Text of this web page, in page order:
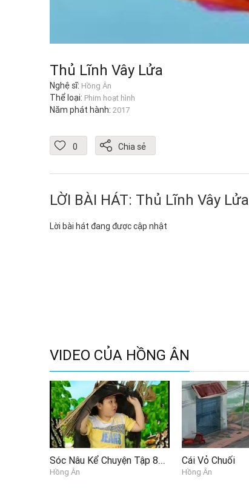
Thủ Lĩnh Vây Lửa
Nghệ sĩ: Hồng Ân
Thể loại: Phim hoạt hình
Năm phát hành: 2017
0 Chia sẻ
LỜI BÀI HÁT: Thủ Lĩnh Vây Lửa
Lời bài hát đang được cập nhật
VIDEO CỦA HỒNG ÂN
Sóc Nâu Kể Chuyện Tập 85 - Lão Nhím Lông Xù P1
Hồng Ân
Cái Vỏ Chuối
Hồng Ân